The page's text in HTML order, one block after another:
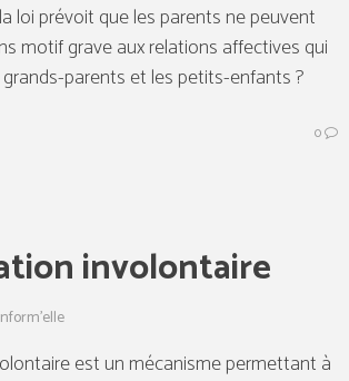
loi prévoit que les parents ne peuvent
motif grave aux relations affectives qui
parents et les petits-enfants ?
0
involontaire
est un mécanisme permettant à